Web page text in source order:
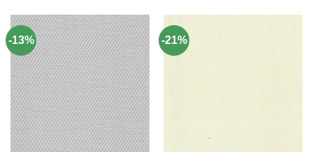
-13% -21%